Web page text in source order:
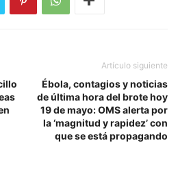
Artículo siguiente
Ébola, contagios y noticias
de última hora del brote hoy
19 de mayo: OMS alerta por
la ‘magnitud y rapidez’ con
que se está propagando